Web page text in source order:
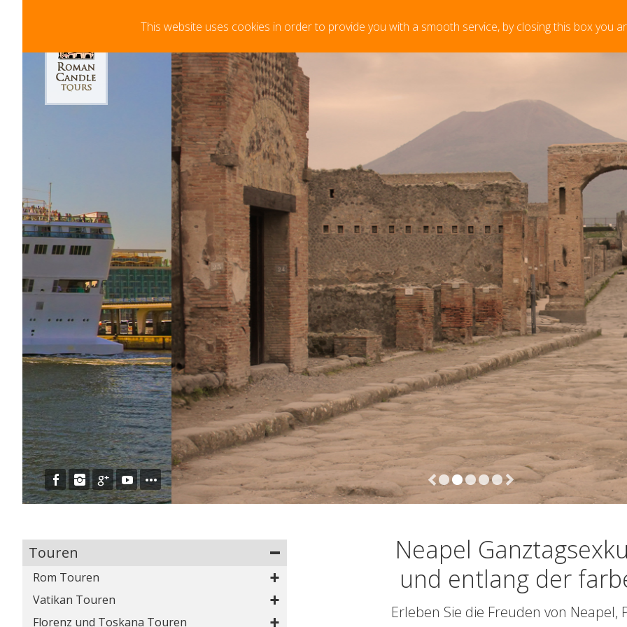
Pompeii und
Neapel
farbenprächtigen Küste
in den einkaufswagen
Per Group
€900
Guide and
Driver inc.
This website uses cookies in order to provide you with a smooth service, by closing this box you
Touren
Rom Touren
Übersicht
Kolosseum und Antikes Rom Führung
Vatikan Touren
Übersicht
Florenz und Toskana Touren
Neapel
und entlang der
Erleben Sie die Freuden von
Minimale Anmeldungs-Zeit 72hrs im Voraus. Für letzte Anmeldungen bitte in Verbindung treten mit
online.
Your cart is currently empty, please add items in the
clicking "Add to Cart".